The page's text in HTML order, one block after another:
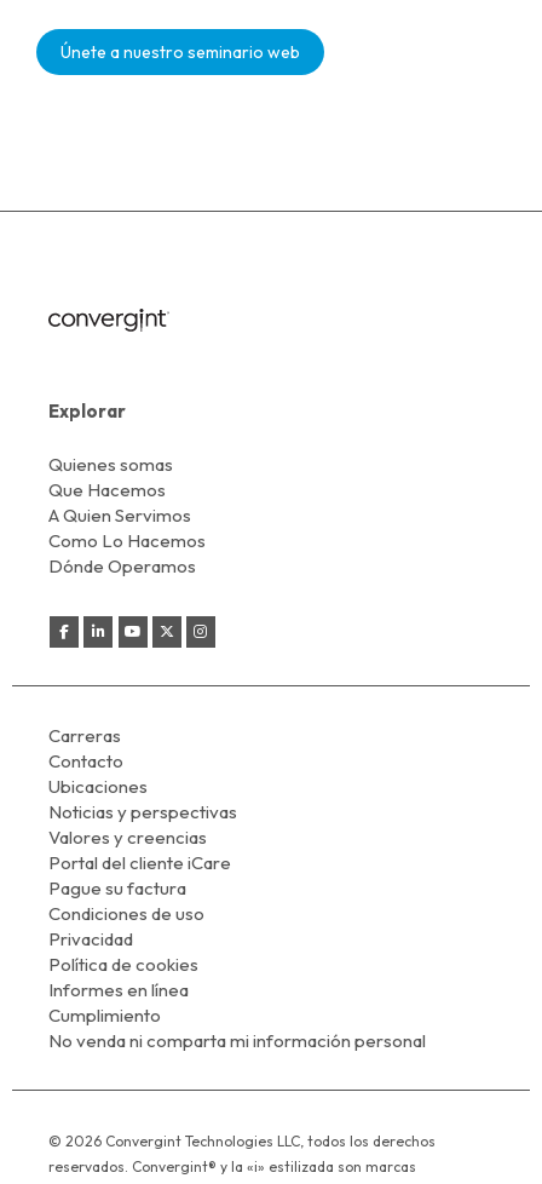
Únete a nuestro seminario web
Explorar
Quienes somas
Que Hacemos
A Quien Servimos
Como Lo Hacemos
Dónde Operamos
Carreras
Contacto
Ubicaciones
Noticias y perspectivas
Valores y creencias
Portal del cliente iCare
Pague su factura
Condiciones de uso
Privacidad
Política de cookies
Informes en línea
Cumplimiento
No venda ni comparta mi información personal
© 2026 Convergint Technologies LLC, todos los derechos
reservados. Convergint® y la «i» estilizada son marcas